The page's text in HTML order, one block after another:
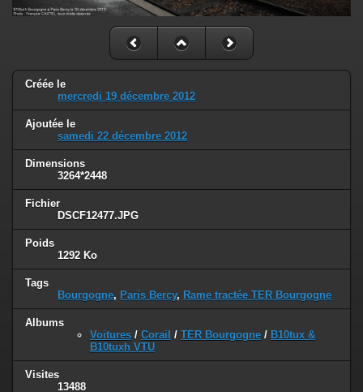
Créée le
mercredi 19 décembre 2012
Ajoutée le
samedi 22 décembre 2012
Dimensions
3264*2448
Fichier
DSCF12477.JPG
Poids
1292 Ko
Tags
Bourgogne, Paris Bercy, Rame tractée TER Bourgogne
Albums
Voitures / Corail / TER Bourgogne / B10tux &
B10tuxh VTU
Visites
13488